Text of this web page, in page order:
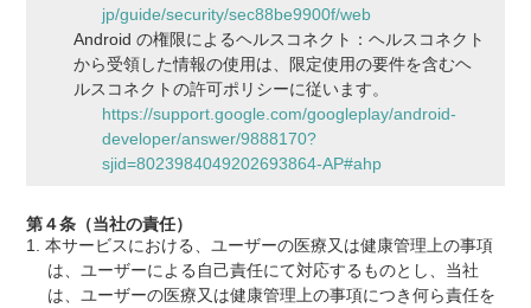
jp/guide/security/sec88be9900f/web
Android の権限によるヘルスコネクト：ヘルスコネクト
から受領した情報の使用は、限定使用の要件を含むヘ
ルスコネクトの許可ポリシーに従います。
https://support.google.com/googleplay/android-
developer/answer/9888170?
sjid=8023984049202693864-AP#ahp
第４条（当社の責任）
本サービスにおける、ユーザーの医療又は健康管理上の事項
は、ユーザーによる自己責任にて対応するものとし、当社
は、ユーザーの医療又は健康管理上の事項につき何ら責任を